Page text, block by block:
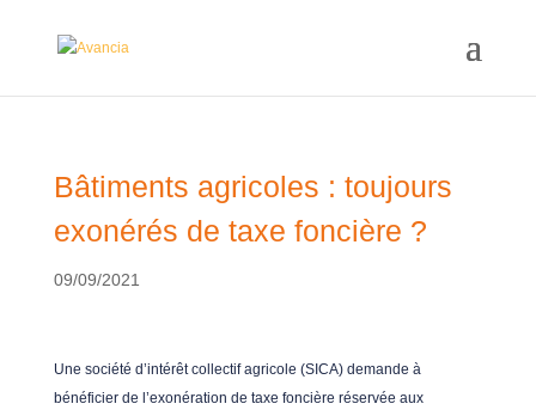
Bâtiments agricoles : toujours
exonérés de taxe foncière ?
09/09/2021
Une société d’intérêt collectif agricole (SICA) demande à
bénéficier de l’exonération de taxe foncière réservée aux